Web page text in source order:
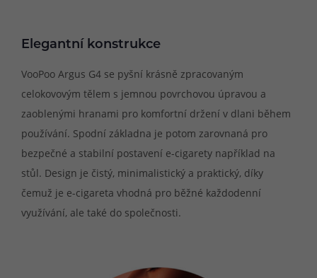
Elegantní konstrukce
VooPoo Argus G4 se pyšní krásně zpracovaným
celokovovým tělem s jemnou povrchovou úpravou a
zaoblenými hranami pro komfortní držení v dlani během
používání. Spodní základna je potom zarovnaná pro
bezpečné a stabilní postavení e-cigarety například na
stůl. Design je čistý, minimalistický a praktický, díky
čemuž je e-cigareta vhodná pro běžné každodenní
využívání, ale také do společnosti.